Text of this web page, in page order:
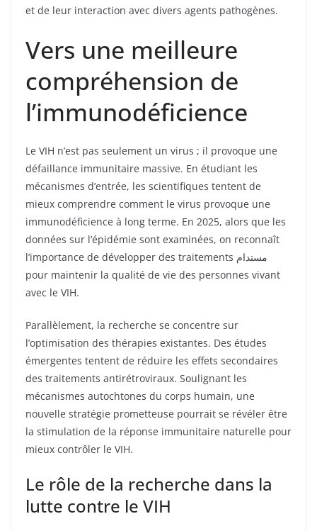
et de leur interaction avec divers agents pathogènes.
Vers une meilleure
compréhension de
l’immunodéficience
Le VIH n’est pas seulement un virus ; il provoque une
défaillance immunitaire massive. En étudiant les
mécanismes d’entrée, les scientifiques tentent de
mieux comprendre comment le virus provoque une
immunodéficience à long terme. En 2025, alors que les
données sur l’épidémie sont examinées, on reconnaît
l’importance de développer des traitements مستدام
pour maintenir la qualité de vie des personnes vivant
avec le VIH.
Parallèlement, la recherche se concentre sur
l’optimisation des thérapies existantes. Des études
émergentes tentent de réduire les effets secondaires
des traitements antirétroviraux. Soulignant les
mécanismes autochtones du corps humain, une
nouvelle stratégie prometteuse pourrait se révéler être
la stimulation de la réponse immunitaire naturelle pour
mieux contrôler le VIH.
Le rôle de la recherche dans la
lutte contre le VIH